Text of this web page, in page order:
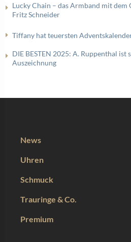
Lucky Chain – das Armband mit
Fritz Schneider
Tiffany hat teuersten
DIE BESTEN 2025: A. Ruppenthal
Auszeichnung
News
Uhren
Schmuck
Trauringe & Co.
Premium